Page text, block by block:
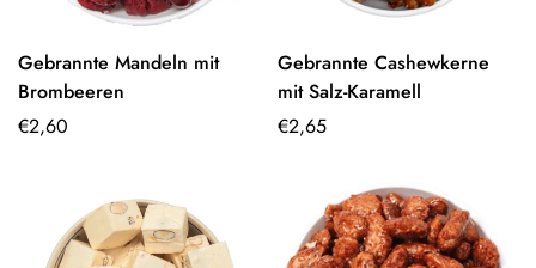
Optionen
auswählen
Gebrannte Mandeln mit
Brombeeren
Regulärer
€2,60
Optionen
auswählen
Gebrannte Cashewkerne
mit Salz-Karamell
Regulärer
€2,65